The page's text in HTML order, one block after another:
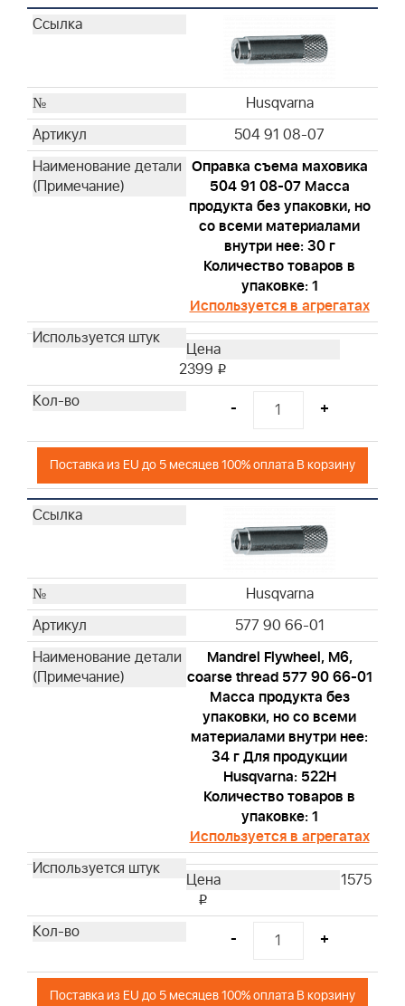
Husqvarna
504 91 08-07
Оправка съема маховика
504 91 08-07 Масса
продукта без упаковки, но
со всеми материалами
внутри нее: 30 г
Количество товаров в
упаковке: 1
Используется в агрегатах
2399 i
- +
Поставка из EU до 5 месяцев 100% оплата В корзину
Husqvarna
577 90 66-01
Mandrel Flywheel, M6,
coarse thread 577 90 66-01
Масса продукта без
упаковки, но со всеми
материалами внутри нее:
34 г Для продукции
Husqvarna: 522H
Количество товаров в
упаковке: 1
Используется в агрегатах
1575
i
- +
Поставка из EU до 5 месяцев 100% оплата В корзину